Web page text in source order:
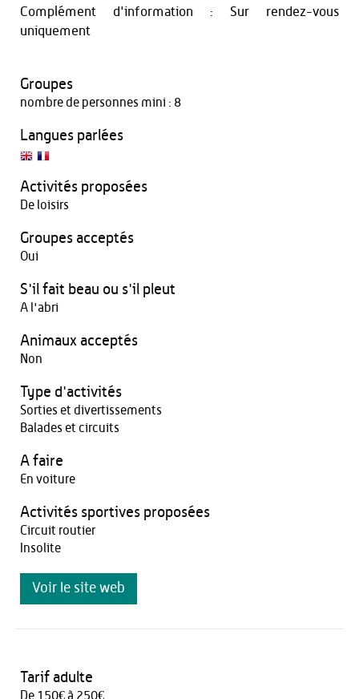
Complément d'information : Sur rendez-vous
uniquement
Groupes
nombre de personnes mini : 8
Langues parlées
Activités proposées
De loisirs
Groupes acceptés
Oui
S'il fait beau ou s'il pleut
A l'abri
Animaux acceptés
Non
Type d'activités
Sorties et divertissements
Balades et circuits
A faire
En voiture
Activités sportives proposées
Circuit routier
Insolite
Voir le site web
Tarif adulte
De 150€ à 250€